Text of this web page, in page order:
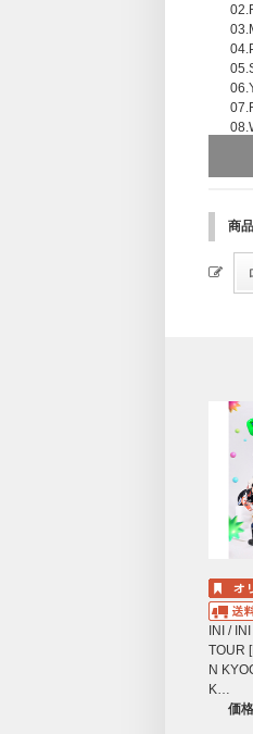
＜
・
・
・
・
・
・
商
INI /
TOUR
N
K…
価